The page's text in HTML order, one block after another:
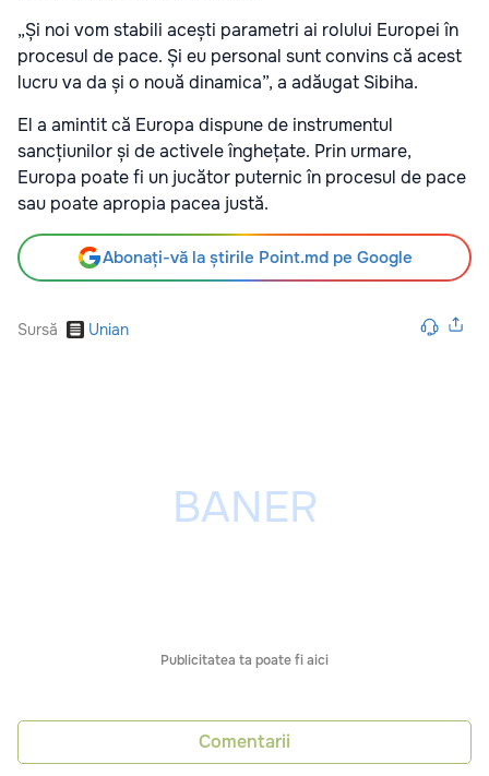
„Și noi vom stabili acești parametri ai rolului Europei în
procesul de pace. Și eu personal sunt convins că acest
lucru va da și o nouă dinamica”, a adăugat Sibiha.
El a amintit că Europa dispune de instrumentul
sancțiunilor și de activele înghețate. Prin urmare,
Europa poate fi un jucător puternic în procesul de pace
sau poate apropia pacea justă.
Abonați-vă la știrile Point.md pe Google
Sursă Unian
Publicitatea ta poate fi aici
Comentarii